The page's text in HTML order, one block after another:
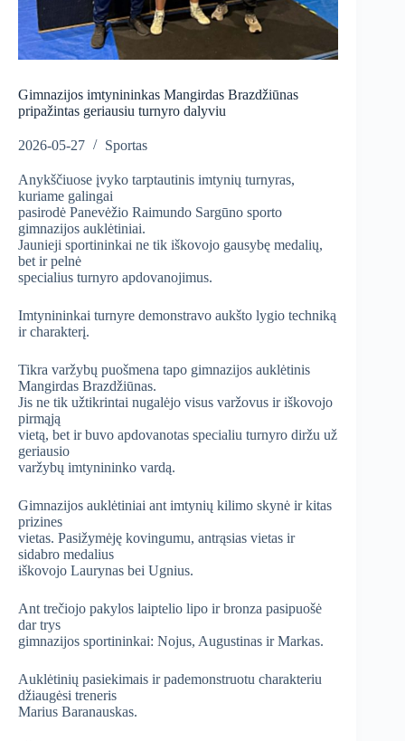
Gimnazijos imtynininkas Mangirdas Brazdžiūnas
pripažintas geriausiu turnyro dalyviu
2026-05-27 Sportas
Anykščiuose įvyko tarptautinis imtynių turnyras,
kuriame galingai
pasirodė Panevėžio Raimundo Sargūno sporto
gimnazijos auklėtiniai.
Jaunieji sportininkai ne tik iškovojo gausybę medalių,
bet ir pelnė
specialius turnyro apdovanojimus.
Imtynininkai turnyre demonstravo aukšto lygio techniką
ir charakterį.
Tikra varžybų puošmena tapo gimnazijos auklėtinis
Mangirdas Brazdžiūnas.
Jis ne tik užtikrintai nugalėjo visus varžovus ir iškovojo
pirmąją
vietą, bet ir buvo apdovanotas specialiu turnyro diržu už
geriausio
varžybų imtynininko vardą.
Gimnazijos auklėtiniai ant imtynių kilimo skynė ir kitas
prizines
vietas. Pasižymėję kovingumu, antrąsias vietas ir
sidabro medalius
iškovojo Laurynas bei Ugnius.
Ant trečiojo pakylos laiptelio lipo ir bronza pasipuošė
dar trys
gimnazijos sportininkai: Nojus, Augustinas ir Markas.
Auklėtinių pasiekimais ir pademonstruotu charakteriu
džiaugėsi treneris
Marius Baranauskas.